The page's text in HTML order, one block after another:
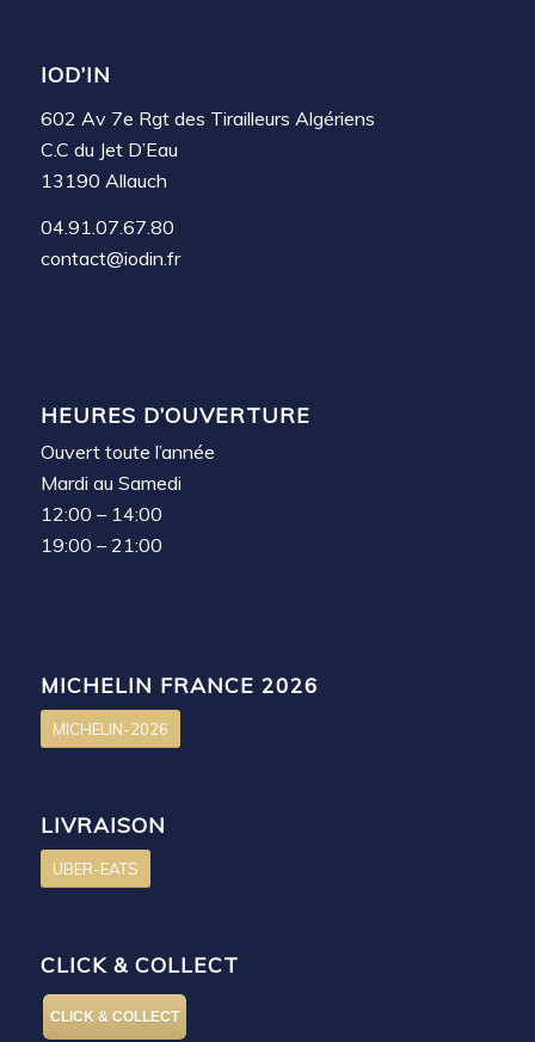
IOD’IN
602 Av 7e Rgt des Tirailleurs Algériens
C.C du Jet D’Eau
13190 Allauch
04.91.07.67.80
contact@iodin.fr
HEURES D’OUVERTURE
Ouvert toute l’année
Mardi au Samedi
12:00 – 14:00
19:00 – 21:00
MICHELIN FRANCE 2026
MICHELIN-2026
LIVRAISON
UBER-EATS
CLICK & COLLECT
CLICK & COLLECT